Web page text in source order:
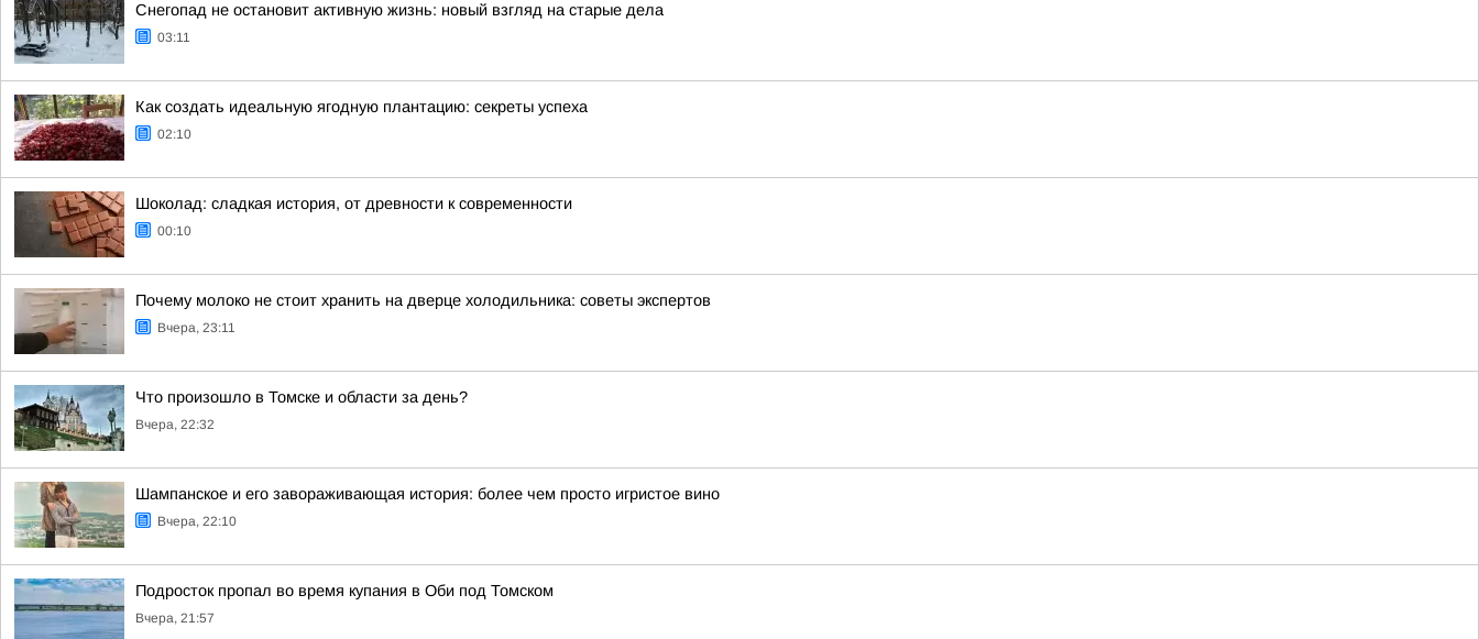
Снегопад не остановит активную жизнь: новый взгляд на старые дела
03:11
Как создать идеальную ягодную плантацию: секреты успеха
02:10
Шоколад: сладкая история, от древности к современности
00:10
Почему молоко не стоит хранить на дверце холодильника: советы экспертов
Вчера, 23:11
Что произошло в Томске и области за день?
Вчера, 22:32
Шампанское и его завораживающая история: более чем просто игристое вино
Вчера, 22:10
Подросток пропал во время купания в Оби под Томском
Вчера, 21:57